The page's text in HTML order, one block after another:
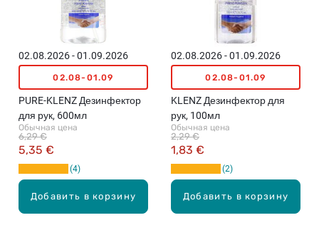
Добавить в корзину
02.08.2026 - 01.09.2026
02.08-01.09
PURE-KLENZ Дезинфектор
для рук, 600мл
Обычная цена
5,35 €
6,29 €
4
Добавить в корзину
02.08.2026 - 01.09.2026
02.08-01.09
KLENZ Дезинфектор для
рук, 100мл
Обычная цена
1,83 €
2,29 €
2